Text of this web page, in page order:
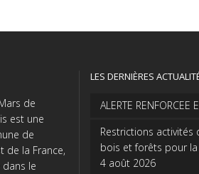
de
est une
de
de la France,
dans le
LES DERNIÈRES
ALERTE
Restrictions activités
bois et forêts pour
4 août 2026